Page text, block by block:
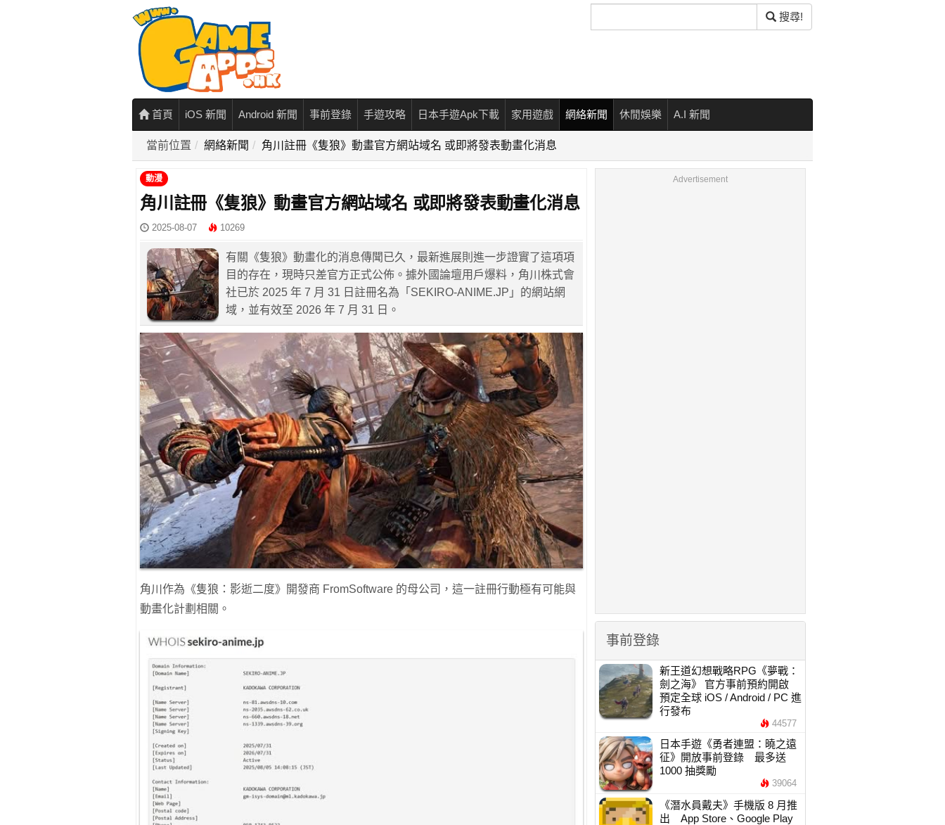
尋
搜尋!
首頁 iOS 新聞 Android 新聞 事前登錄 手遊攻略 日本手遊Apk下載 家用遊戲 網絡新聞 休閒娛樂 A.I 新聞
當前位置 網絡新聞 角川註冊《隻狼》動畫官方網站域名 或即將發表動畫化消息
動漫
角川註冊《隻狼》動畫官方網站域名 或即將發表動畫化消息
2025-08-07 10269
有關《隻狼》動畫化的消息傳聞已久，最新進展則進一步證實了這項項
目的存在，現時只差官方正式公佈。據外國論壇用戶爆料，角川株式會
社已於 2025 年 7 月 31 日註冊名為「SEKIRO-ANIME.JP」的網站網
域，並有效至 2026 年 7 月 31 日。
角川作為《隻狼：影逝二度》開發商 FromSoftware 的母公司，這一註冊行動極有可能與
動畫化計劃相關。
Advertisement
事前登錄
新王道幻想戰略RPG《夢戰：
劍之海》 官方事前預約開啟
預定全球 iOS / Android / PC 進
行發布
44577
日本手遊《勇者連盟：曉之遠
征》開放事前登錄 最多送
1000 抽獎勵
39064
《潛水員戴夫》手機版 8 月推
出 App Store、Google Play